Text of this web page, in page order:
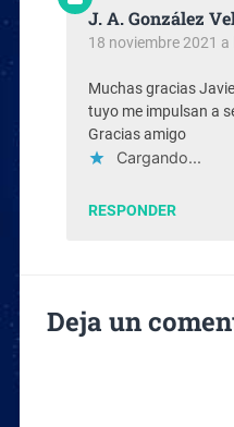
J. A. González
18 noviembre 2021 a
Muchas gracias
tuyo me impulsan a
Gracias amigo
Cargando...
RESPONDER
Deja un